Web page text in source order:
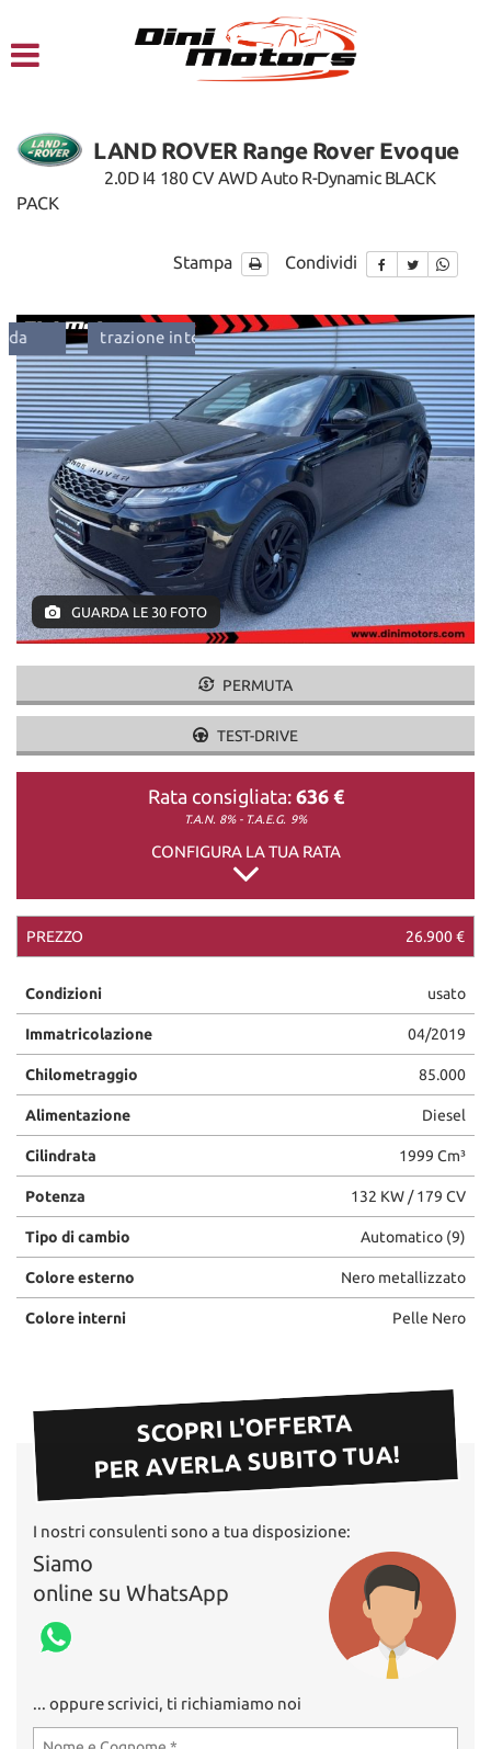
LISTA VEICOLI
FINANZIAMENTI – LEASING
ACQUISTIAMO USATO
ASSISTENZA
DICONO DI NOI
CONTATTI
LAND ROVER Range Rover Evoque
2.0D I4 180 CV AWD Auto R-Dynamic BLACK
PACK
Stampa Condividi
trazione integrale ordinabile
GUARDA LE 30 FOTO
PERMUTA
TEST-DRIVE
Rata consigliata: 636 €
T.A.N. 8% - T.A.E.G. 9%
CONFIGURA LA TUA RATA
PREZZO 26.900 €
Condizioni usato
Immatricolazione 04/2019
Chilometraggio 85.000
Alimentazione Diesel
Cilindrata 1999 Cm³
Potenza 132 KW / 179 CV
Tipo di cambio Automatico (9)
Colore esterno Nero metallizzato
Colore interni Pelle Nero
SCOPRI L'OFFERTA
PER AVERLA SUBITO TUA!
I nostri consulenti sono a tua disposizione:
Siamo
online su WhatsApp
... oppure scrivici, ti richiamiamo noi